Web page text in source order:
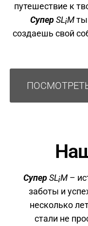
путешествие к
СуперSL¡Mты
создаешь свой
СуперSL¡M –
заботы и
несколько
стали не
стремлению
заботу о